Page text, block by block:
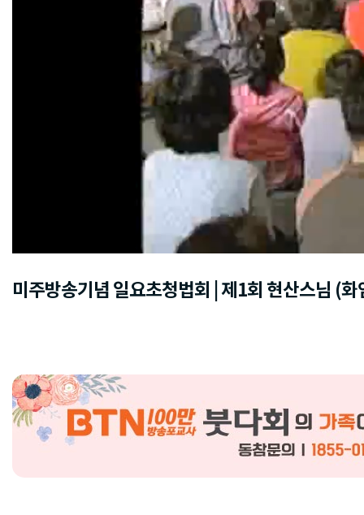
미주방송기념 일요초청법회 | 제1회 현산스님 (